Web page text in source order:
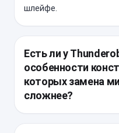
шлейфе.
Есть ли у
особенности
которых замена
сложнее?